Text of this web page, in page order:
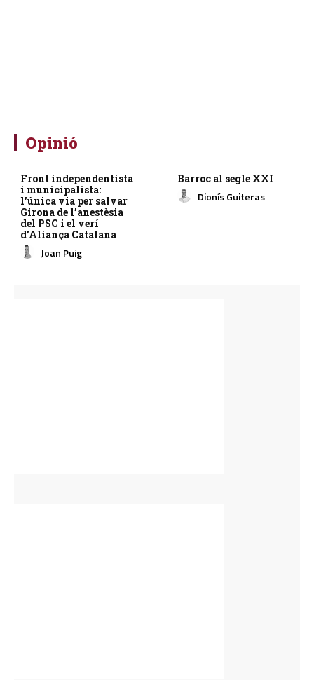
Opinió
Front independentista
i municipalista:
l’única via per salvar
Girona de l’anestèsia
del PSC i el verí
d’Aliança Catalana
Joan Puig
Barroc al segle XXI
Dionís Guiteras